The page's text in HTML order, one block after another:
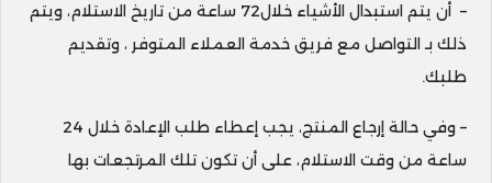
– أن يتم استبدال الأشياء خلال72 ساعة من تاريخ الاستلام، ويتم
ذلك بـ التواصل مع فريق خدمة العملاء المتوفر ، وتقديم
طلبك.
– وفي حالة إرجاع المنتج، يجب إعطاء طلب الإعادة خلال 24
ساعة من وقت الاستلام، على أن تكون تلك المرتجعات بها